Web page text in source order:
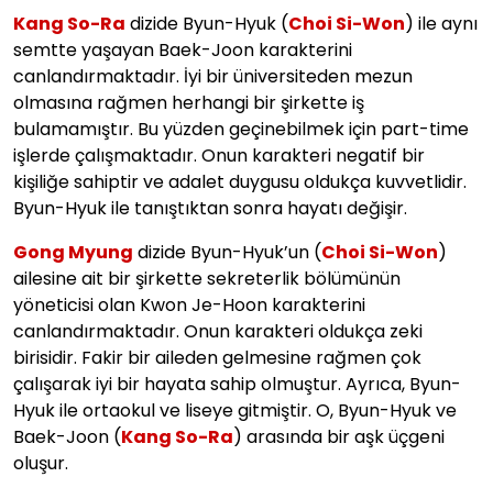
Kang So-Ra dizide Byun-Hyuk (Choi Si-Won) ile aynı
semtte yaşayan Baek-Joon karakterini
canlandırmaktadır. İyi bir üniversiteden mezun
olmasına rağmen herhangi bir şirkette iş
bulamamıştır. Bu yüzden geçinebilmek için part-time
işlerde çalışmaktadır. Onun karakteri negatif bir
kişiliğe sahiptir ve adalet duygusu oldukça kuvvetlidir.
Byun-Hyuk ile tanıştıktan sonra hayatı değişir.
Gong Myung dizide Byun-Hyuk’un (Choi Si-Won)
ailesine ait bir şirkette sekreterlik bölümünün
yöneticisi olan Kwon Je-Hoon karakterini
canlandırmaktadır. Onun karakteri oldukça zeki
birisidir. Fakir bir aileden gelmesine rağmen çok
çalışarak iyi bir hayata sahip olmuştur. Ayrıca, Byun-
Hyuk ile ortaokul ve liseye gitmiştir. O, Byun-Hyuk ve
Baek-Joon (Kang So-Ra) arasında bir aşk üçgeni
oluşur.